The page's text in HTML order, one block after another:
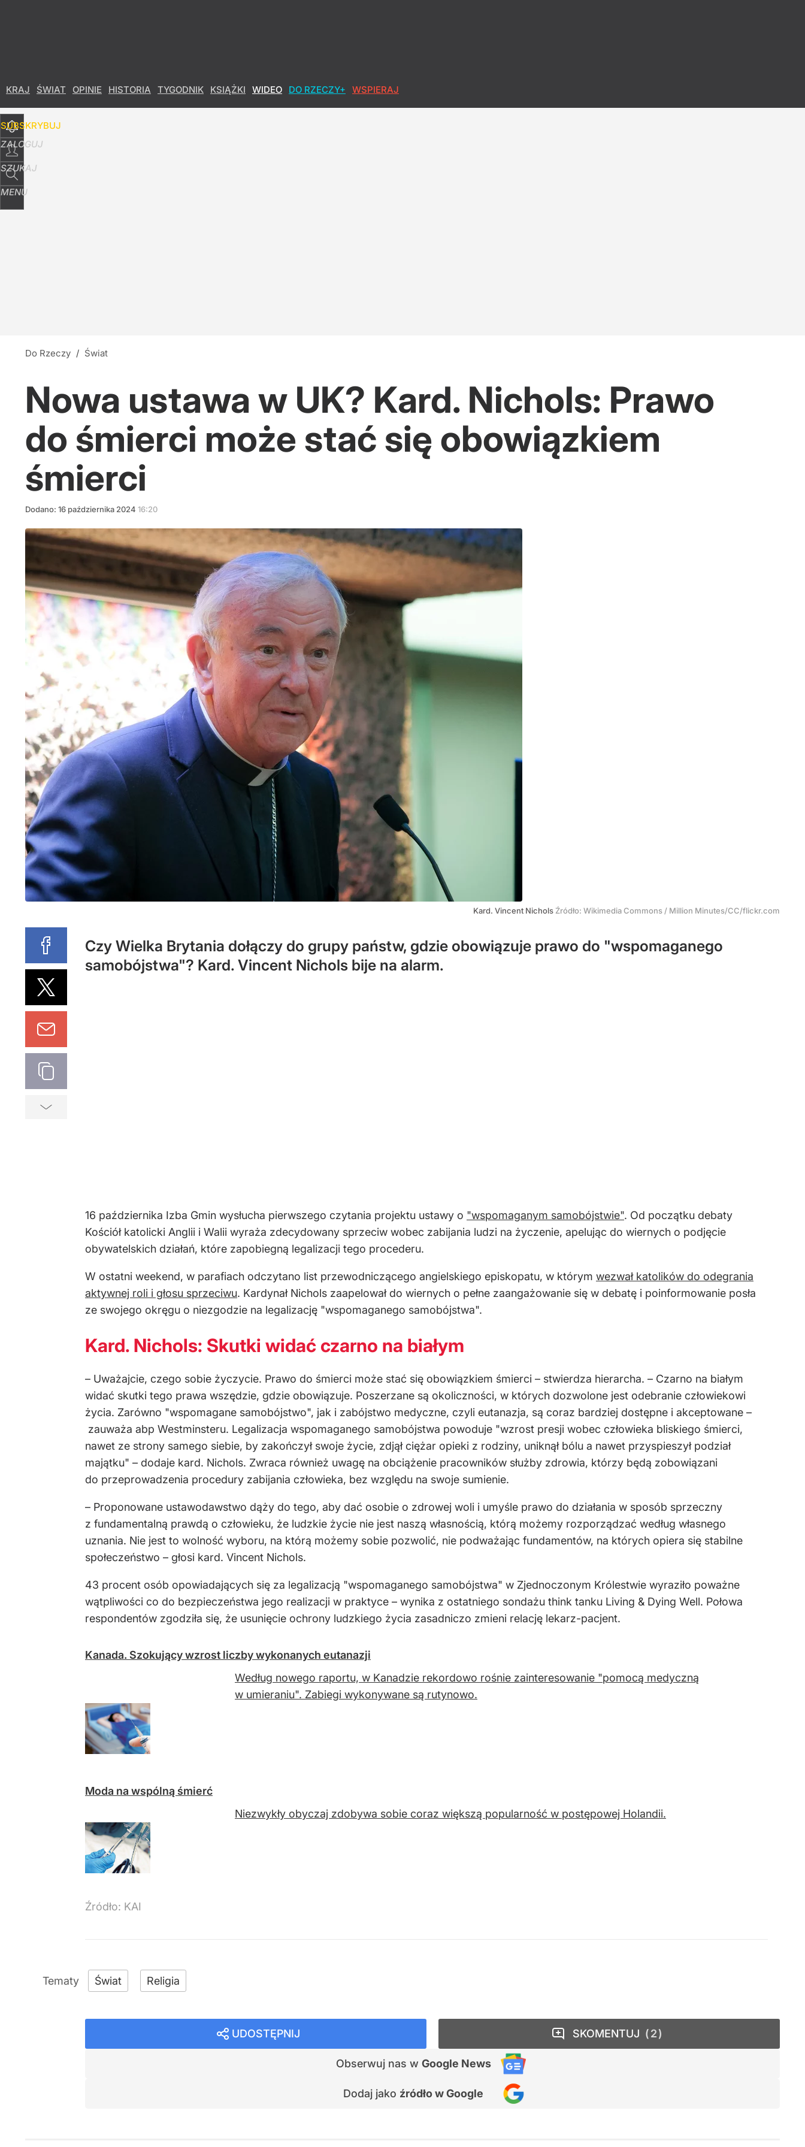
KRAJ ŚWIAT OPINIE HISTORIA TYGODNIK KSIĄŻKI WIDEO DO RZECZY+ WSPIERAJ
SUBSKRYBUJ
ZALOGUJ
SZUKAJ
MENU
Do Rzeczy / Świat
Nowa ustawa w UK? Kard. Nichols: Prawo
do śmierci może stać się obowiązkiem
śmierci
Dodano: 16 października 2024 16:20
Kard. Vincent Nichols Źródło: Wikimedia Commons / Million Minutes/CC/flickr.com
Czy Wielka Brytania dołączy do grupy państw, gdzie obowiązuje prawo do "wspomaganego
samobójstwa"? Kard. Vincent Nichols bije na alarm.
16 października Izba Gmin wysłucha pierwszego czytania projektu ustawy o "wspomaganym samobójstwie". Od początku debaty
Kościół katolicki Anglii i Walii wyraża zdecydowany sprzeciw wobec zabijania ludzi na życzenie, apelując do wiernych o podjęcie
obywatelskich działań, które zapobiegną legalizacji tego procederu.
W ostatni weekend, w parafiach odczytano list przewodniczącego angielskiego episkopatu, w którym wezwał katolików do odegrania
aktywnej roli i głosu sprzeciwu. Kardynał Nichols zaapelował do wiernych o pełne zaangażowanie się w debatę i poinformowanie posła
ze swojego okręgu o niezgodzie na legalizację "wspomaganego samobójstwa".
Kard. Nichols: Skutki widać czarno na białym
– Uważajcie, czego sobie życzycie. Prawo do śmierci może stać się obowiązkiem śmierci – stwierdza hierarcha. – Czarno na białym
widać skutki tego prawa wszędzie, gdzie obowiązuje. Poszerzane są okoliczności, w których dozwolone jest odebranie człowiekowi
życia. Zarówno "wspomagane samobójstwo", jak i zabójstwo medyczne, czyli eutanazja, są coraz bardziej dostępne i akceptowane –
zauważa abp Westminsteru. Legalizacja wspomaganego samobójstwa powoduje "wzrost presji wobec człowieka bliskiego śmierci,
nawet ze strony samego siebie, by zakończył swoje życie, zdjął ciężar opieki z rodziny, uniknął bólu a nawet przyspieszył podział
majątku" – dodaje kard. Nichols. Zwraca również uwagę na obciążenie pracowników służby zdrowia, którzy będą zobowiązani
do przeprowadzenia procedury zabijania człowieka, bez względu na swoje sumienie.
– Proponowane ustawodawstwo dąży do tego, aby dać osobie o zdrowej woli i umyśle prawo do działania w sposób sprzeczny
z fundamentalną prawdą o człowieku, że ludzkie życie nie jest naszą własnością, którą możemy rozporządzać według własnego
uznania. Nie jest to wolność wyboru, na którą możemy sobie pozwolić, nie podważając fundamentów, na których opiera się stabilne
społeczeństwo – głosi kard. Vincent Nichols.
43 procent osób opowiadających się za legalizacją "wspomaganego samobójstwa" w Zjednoczonym Królestwie wyraziło poważne
wątpliwości co do bezpieczeństwa jego realizacji w praktyce – wynika z ostatniego sondażu think tanku Living & Dying Well. Połowa
respondentów zgodziła się, że usunięcie ochrony ludzkiego życia zasadniczo zmieni relację lekarz-pacjent.
Kanada. Szokujący wzrost liczby wykonanych eutanazji
Według nowego raportu, w Kanadzie rekordowo rośnie zainteresowanie "pomocą medyczną
w umieraniu". Zabiegi wykonywane są rutynowo.
Moda na wspólną śmierć
Niezwykły obyczaj zdobywa sobie coraz większą popularność w postępowej Holandii.
Źródło: KAI
Świat Religia
UDOSTĘPNIJ
Obserwuj nas w Google News
Dodaj jako źródło w Google
SKOMENTUJ 2